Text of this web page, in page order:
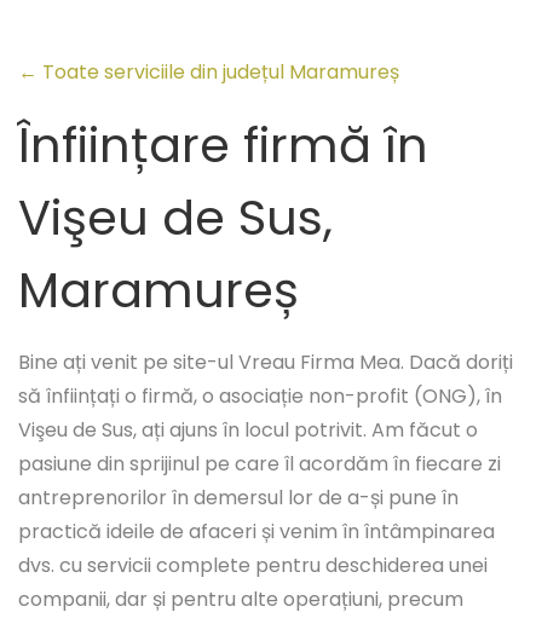
← Toate serviciile din județul Maramureș
Înființare firmă în
Vişeu de Sus,
Maramureș
Bine ați venit pe site-ul Vreau Firma Mea. Dacă doriți
să înființați o firmă, o asociație non-profit (ONG), în
Vişeu de Sus, ați ajuns în locul potrivit. Am făcut o
pasiune din sprijinul pe care îl acordăm în fiecare zi
antreprenorilor în demersul lor de a-și pune în
practică ideile de afaceri și venim în întâmpinarea
dvs. cu servicii complete pentru deschiderea unei
companii, dar și pentru alte operațiuni, precum